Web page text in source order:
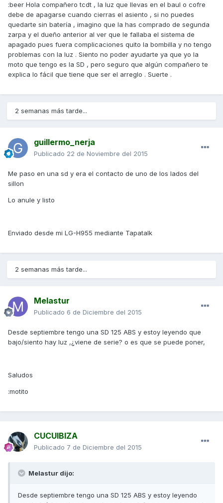
:beer Hola compañero tcdt , la luz que llevas en el baul o cofre
debe de apagarse cuando cierras el asiento , si no puedes
quedarte sin batería , imagino que la has comprado de segunda
zarpa y el dueño anterior al ver que le fallaba el sistema de
apagado pues fuera complicaciones quito la bombilla y no tengo
problemas con la luz . Siento no poder ayudarte ya que yo la
moto que tengo es la SD , pero seguro que algún compañero te
explica lo fácil que tiene que ser el arreglo . Suerte .
2 semanas más tarde...
guillermo_nerja
Publicado 22 de Noviembre del 2015
Me paso en una sd y era el contacto de uno de los lados del
sillon
Lo anule y listo
Enviado desde mi LG-H955 mediante Tapatalk
2 semanas más tarde...
Melastur
Publicado 6 de Diciembre del 2015
Desde septiembre tengo una SD 125 ABS y estoy leyendo que
bajo/siento hay luz ,¿viene de serie? o es que se puede poner,
Saludos
:motito
CUCUIBIZA
Publicado 7 de Diciembre del 2015
Melastur dijo:
Desde septiembre tengo una SD 125 ABS y estoy leyendo